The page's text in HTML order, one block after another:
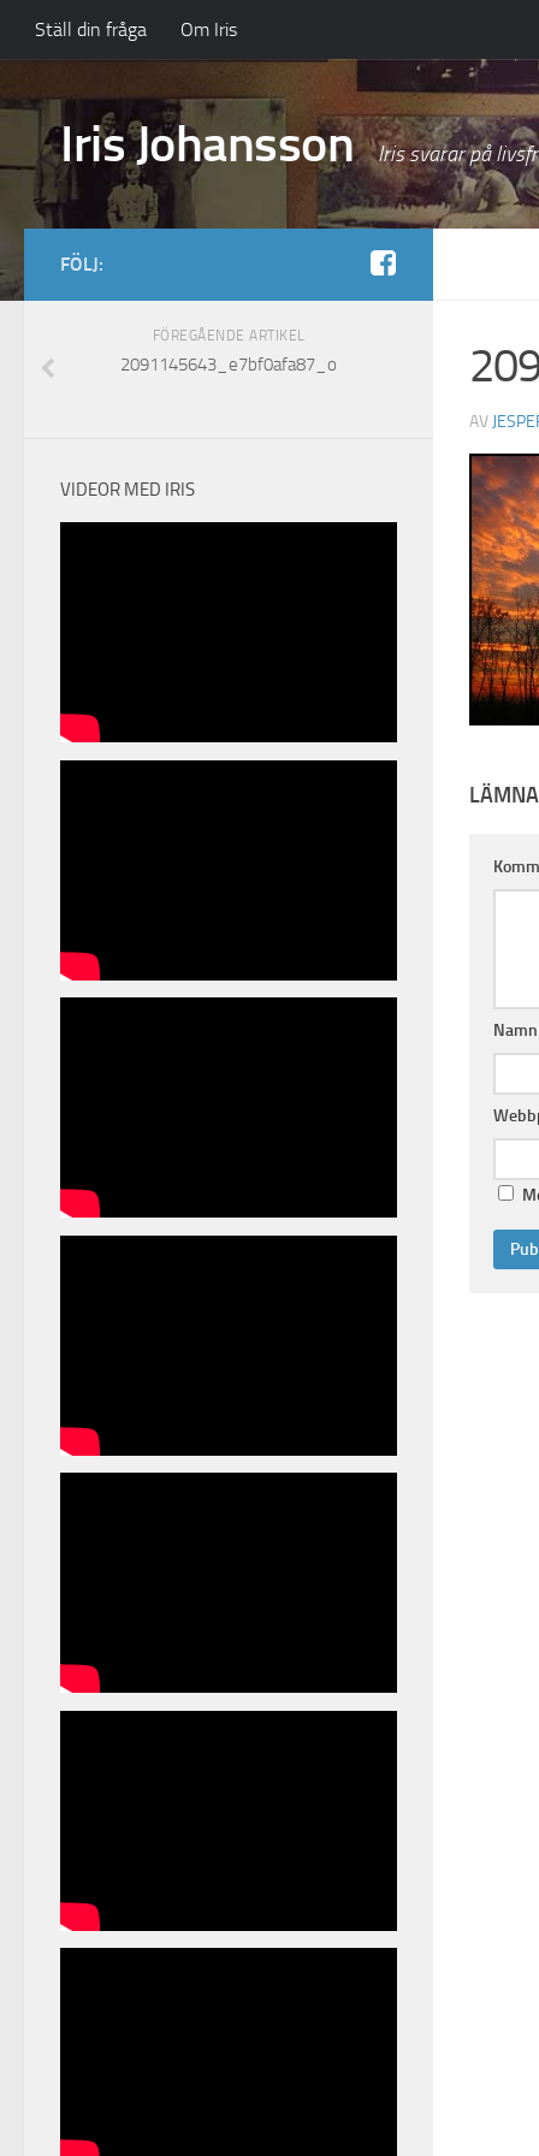
Ställ din fråga Om Iris
Iris Johansson Iris svarar på
AV
Namn
FÖLJ:
FÖREGÅENDE ARTIKEL
2091145643_e7bf0afa87_o
VIDEOR MED IRIS